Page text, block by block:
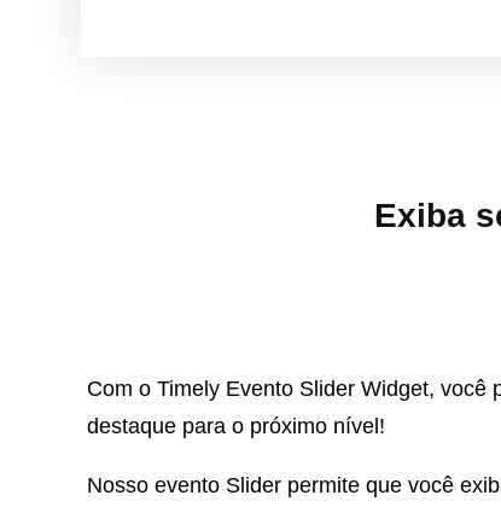
Exiba
Com o Timely Evento Slider Widget, você
destaque para o próximo nível!
Nosso evento Slider permite que você